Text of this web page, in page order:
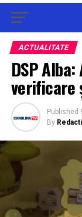
ACTUALITATE
DSP
verificare
Published
By